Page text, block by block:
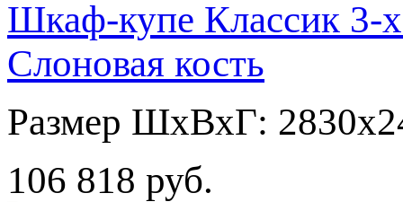
Шкаф-купе Классик 3-
Слоновая кость
Размер ШхВхГ:
106 818 руб.